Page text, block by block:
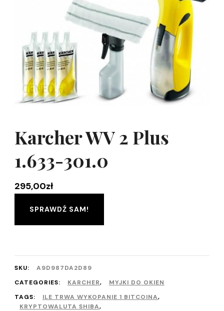
Karcher WV 2 Plus
1.633-301.0
295,00zł
SPRAWDŹ SAM!
SKU:
A9D987DA2D89
CATEGORIES:
KARCHER,
MYJKI DO OKIEN
TAGS:
ILE TRWA WYKOPANIE 1 BITCOINA,
KRYPTOWALUTA SHIBA,